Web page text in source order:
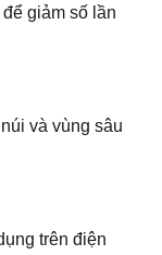
giảm số lần
và vùng sâu
trên điện